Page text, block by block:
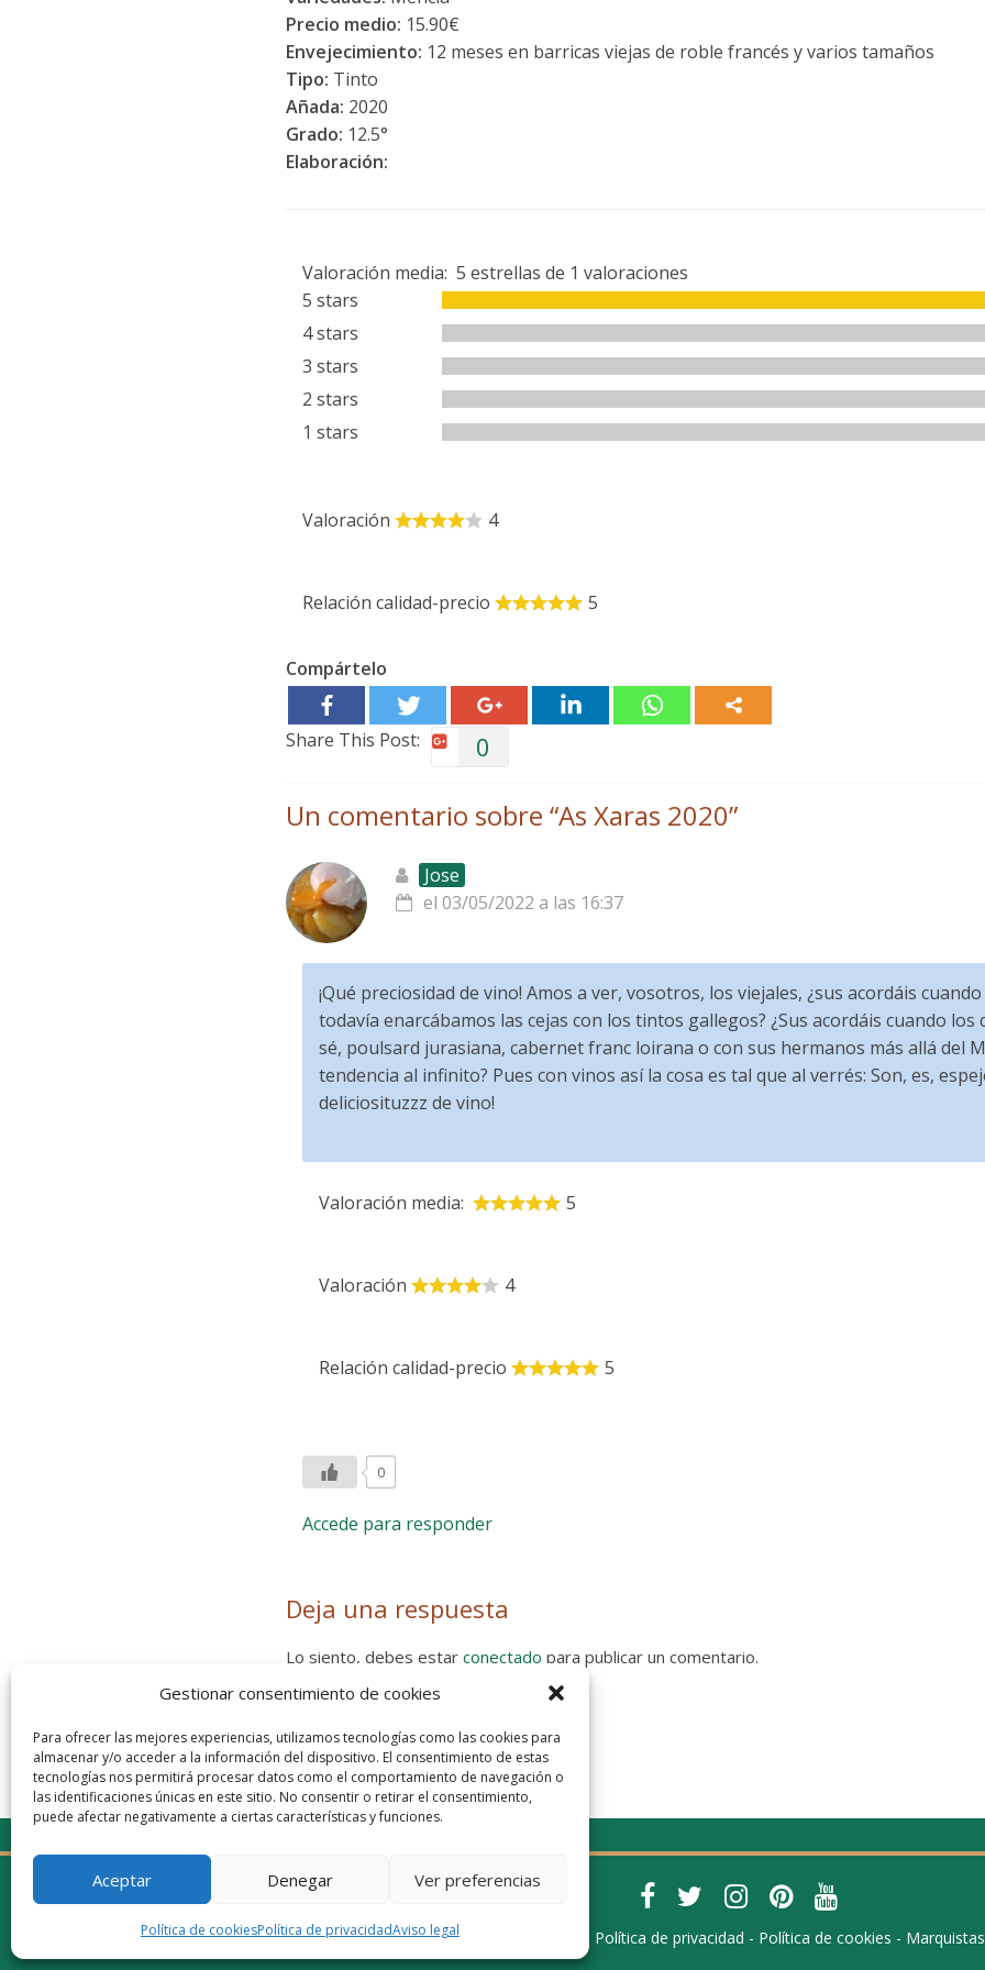
Gestionar consentimiento de cookies
Para ofrecer las mejores experiencias, utilizamos tecnologías como las cookies para
almacenar y/o acceder a la información del dispositivo. El consentimiento de estas
tecnologías nos permitirá procesar datos como el comportamiento de navegación o
las identificaciones únicas en este sitio. No consentir o retirar el consentimiento,
puede afectar negativamente a ciertas características y funciones.
Aceptar Denegar Ver preferencias
Política de cookiesPolítica de privacidadAviso legal
Precio medio: 15.90€
Envejecimiento: 12 meses en barricas viejas de roble francés y varios tamaños
Tipo: Tinto
Añada: 2020
Grado: 12.5°
Elaboración:
Valoración media:
5 stars
4 stars
3 stars
2 stars
1 stars
5 estrellas de 1 valoraciones
Valoración 4
Relación calidad-precio 5
Compártelo
Share This Post: 0
Un comentario sobre “As Xaras 2020”
Jose
el 03/05/2022 a las 16:37
¡Qué preciosidad de vino! Amos a ver, vosotros, los viejales, ¿sus acordáis
todavía enarcábamos las cejas con los tintos gallegos? ¿Sus acordáis cuando
sé, poulsard jurasiana, cabernet franc loirana o con sus hermanos más allá del
tendencia al infinito? Pues con vinos así la cosa es tal que al verrés: Son, es,
deliciosituzzz de vino!
Valoración media: 5
Valoración 4
Relación calidad-precio 5
0
Accede para responder
Deja una respuesta
Lo siento, debes estar conectado para publicar un comentario.
Entra con tu red social
He leído y acepto laPolítica de Privacidad
© 2026 Gaudaru - Política de privacidad - Política de cookies -